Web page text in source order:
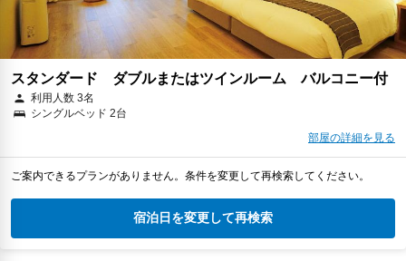
スタンダード ダブルまたはツインルーム バルコニー付
利用人数 3名
シングルベッド 2台
部屋の詳細を見る
ご案内できるプランがありません。条件を変更して再検索してください。
宿泊日を変更して再検索